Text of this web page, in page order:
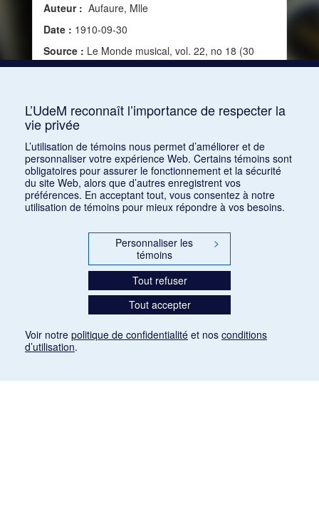
Auteur : Aufaure, Mlle
Date : 1910-09-30
Source : Le Monde musical, vol. 22, no 18 (30
septembre 1910)
L’UdeM reconnaît l’importance de respecter la
vie privée
L’utilisation de témoins nous permet d’améliorer et de
personnaliser votre expérience Web. Certains témoins sont
obligatoires pour assurer le fonctionnement et la sécurité
du site Web, alors que d’autres enregistrent vos
préférences. En acceptant tout, vous consentez à notre
utilisation de témoins pour mieux répondre à vos besoins.
Personnaliser les
témoins
>
Tout refuser
Tout accepter
Voir notre politique de confidentialité et nos conditions
d’utilisation.